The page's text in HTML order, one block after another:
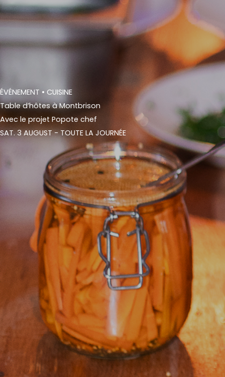
ÉVÉNEMENT • CUISINE
Table d’hôtes à Montbrison
Avec le projet Popote chef
SAT. 3 AUGUST - TOUTE LA JOURNÉE